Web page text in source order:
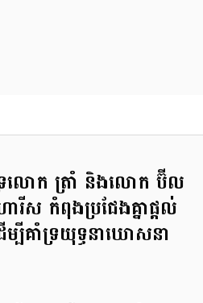
លោក ត្រាំ និងលោក ប៊ីល
រីស កំពុងប្រជែងគ្នាផ្ដល់
ម្បីគាំទ្រយុទ្ធនាឃោសនា